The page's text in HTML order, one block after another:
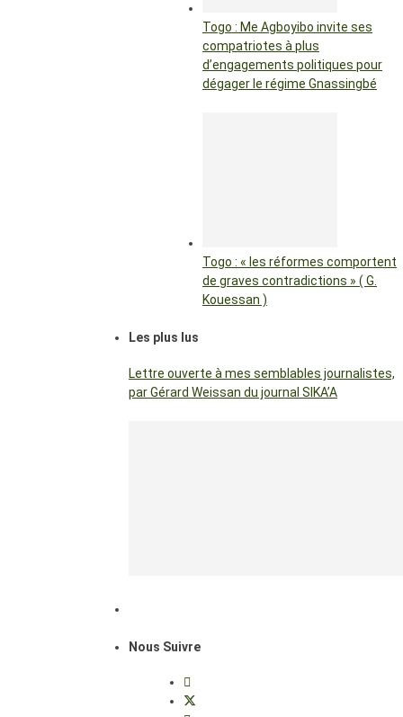
Togo : Me Agboyibo invite ses
compatriotes à plus
d’engagements politiques pour
dégager le régime Gnassingbé
Togo : « les réformes comportent
de graves contradictions » ( G.
Kouessan )
Les plus lus
Lettre ouverte à mes semblables journalistes,
par Gérard Weissan du journal SIKA’A
Nous Suivre